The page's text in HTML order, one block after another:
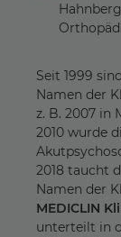
Seit 1999
Namen der
z. B. 2007 in
2010 wurde
2018 taucht
Namen der
MEDICLIN
unterteilt in